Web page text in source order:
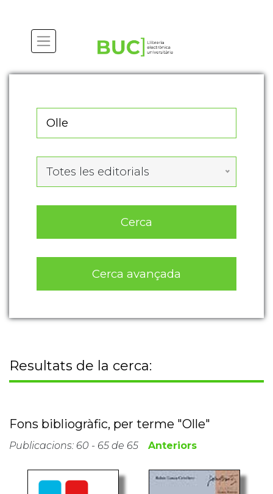
Totes les editorials
Cerca
Cerca avançada
Publicacions: 60 - 65 de 65 Anteriors